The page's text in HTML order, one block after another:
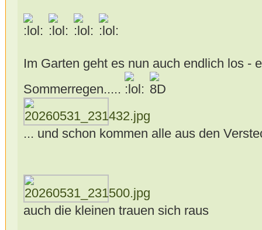
Im Garten geht es nun auch endlich los -
Sommerregen.....
... und schon kommen alle aus den
auch die kleinen trauen sich raus